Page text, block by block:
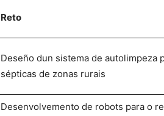
Reto
Deseño dun sistema de autolimpeza
sépticas de zonas rurais
Desenvolvemento de robots para o